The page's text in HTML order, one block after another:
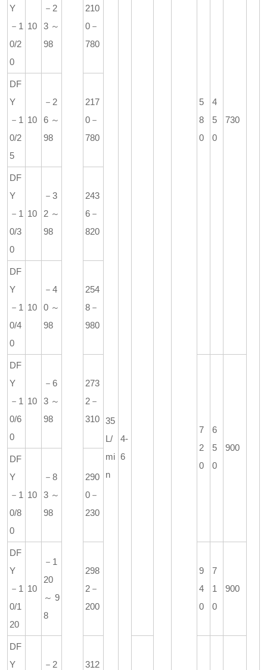
35
L/
mi
n
4-
6
5
8
0
4
5
0
730
Y
－1
0/2
0
10
－2
3～
98
210
0－
780
DF
Y
－1
0/2
5
10
－2
6～
98
217
0－
780
DF
Y
－1
0/3
0
10
－3
2～
98
243
6－
820
DF
Y
－1
0/4
0
10
－4
0～
98
254
8－
980
DF
Y
－1
0/6
0
10
－6
3～
98
273
2－
310
7
2
0
6
5
0
900
DF
Y
－1
0/8
0
10
－8
3～
98
290
0－
230
DF
Y
－1
0/1
20
10
－1
20
～9
8
298
2－
200
9
4
0
7
1
0
900
DF
Y
－2
312